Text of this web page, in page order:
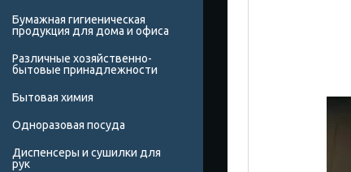
Бумажная гигиеническая
продукция для дома и офиса
Различные хозяйственно-
бытовые принадлежности
Бытовая химия
Одноразовая посуда
Диспенсеры и сушилки для
рук